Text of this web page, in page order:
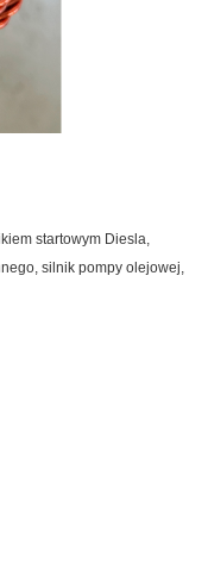
startowym Diesla,
silnik pompy olejowej,